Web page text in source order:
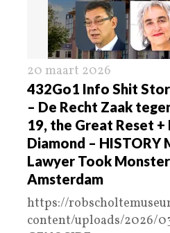
20 maart 2026
432Go1 Info Shit
– De Recht Zaak
19, the Great Reset +
Diamond – HISTORY
Lawyer Took
Amsterdam
https://
content/uploads/2026/